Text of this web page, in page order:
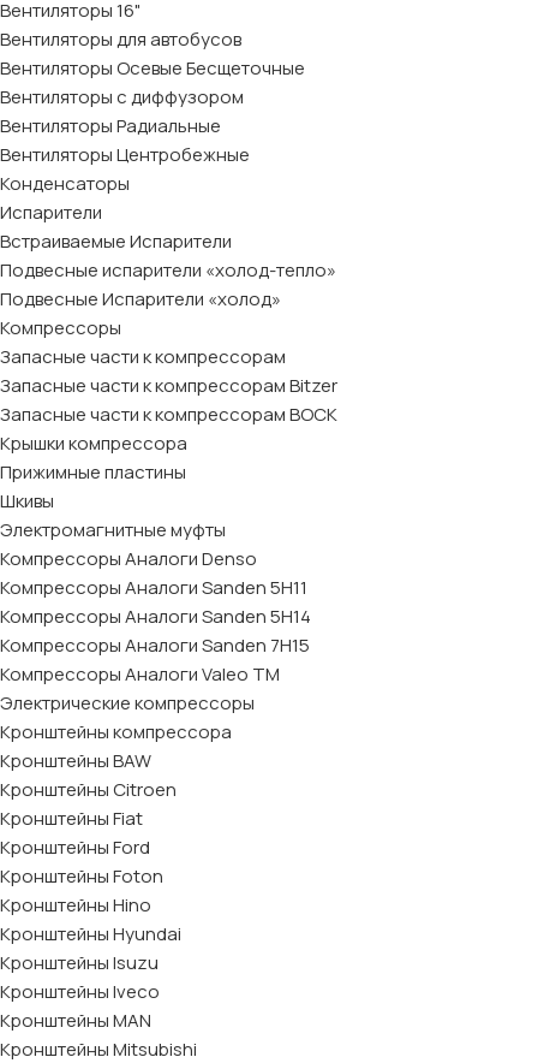
Вентиляторы 16"
Вентиляторы для автобусов
Вентиляторы Осевые Бесщеточные
Вентиляторы с диффузором
Вентиляторы Радиальные
Вентиляторы Центробежные
Конденсаторы
Испарители
Встраиваемые Испарители
Подвесные испарители «холод-тепло»
Подвесные Испарители «холод»
Компрессоры
Запасные части к компрессорам
Запасные части к компрессорам Bitzer
Запасные части к компрессорам BOCK
Крышки компрессора
Прижимные пластины
Шкивы
Электромагнитные муфты
Компрессоры Аналоги Denso
Компрессоры Аналоги Sanden 5H11
Компрессоры Аналоги Sanden 5H14
Компрессоры Аналоги Sanden 7H15
Компрессоры Аналоги Valeo ТМ
Электрические компрессоры
Кронштейны компрессора
Кронштейны BAW
Кронштейны Citroen
Кронштейны Fiat
Кронштейны Ford
Кронштейны Foton
Кронштейны Hino
Кронштейны Hyundai
Кронштейны Isuzu
Кронштейны Iveco
Кронштейны MAN
Кронштейны Mitsubishi